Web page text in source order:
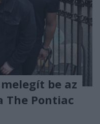
be az
The Pontiac